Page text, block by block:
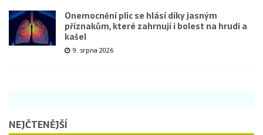
Onemocnění plic se hlásí díky jasným
příznakům, které zahrnují i bolest na hrudi a
kašel
9. srpna 2026
NEJČTENĚJŠÍ